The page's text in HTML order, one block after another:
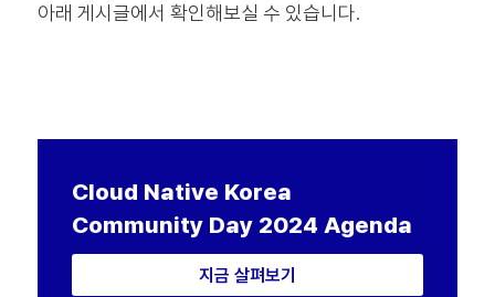
아래 게시글에서 확인해보실 수 있습니다.
Cloud Native Korea
Community Day 2024 Agenda
지금 살펴보기